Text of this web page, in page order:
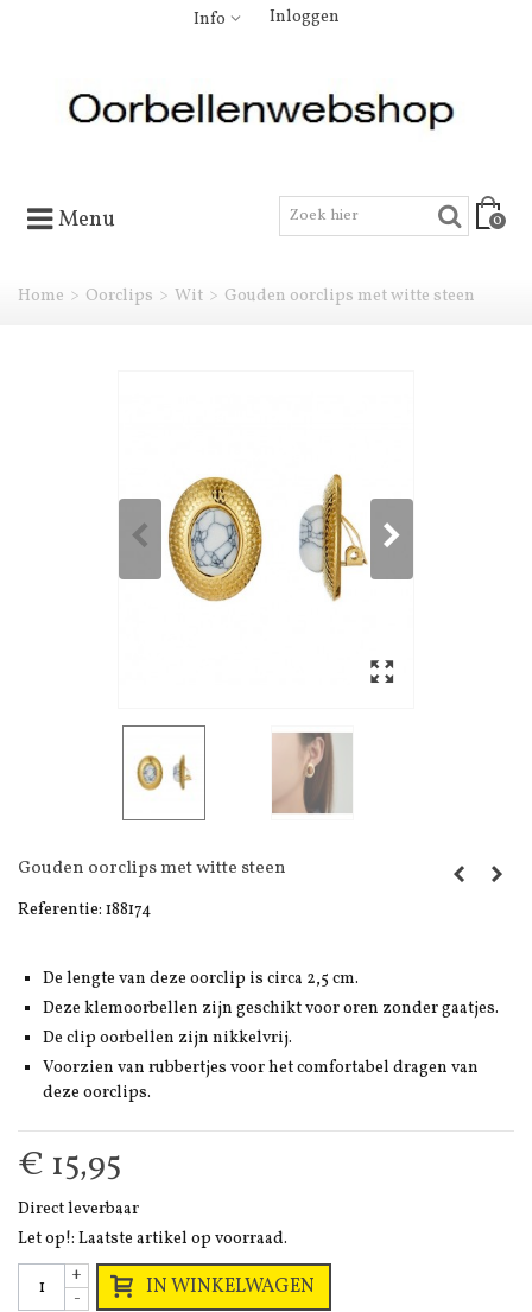
Info Inloggen
Menu 0
Home > Oorclips > Wit > Gouden oorclips met witte steen
Gouden oorclips met witte steen
Referentie: 188174
De lengte van deze oorclip is circa 2,5 cm.
Deze klemoorbellen zijn geschikt voor oren zonder gaatjes.
De clip oorbellen zijn nikkelvrij.
Voorzien van rubbertjes voor het comfortabel dragen van
deze oorclips.
€ 15,95
Direct leverbaar
Let op!: Laatste artikel op voorraad.
-
+ IN WINKELWAGEN